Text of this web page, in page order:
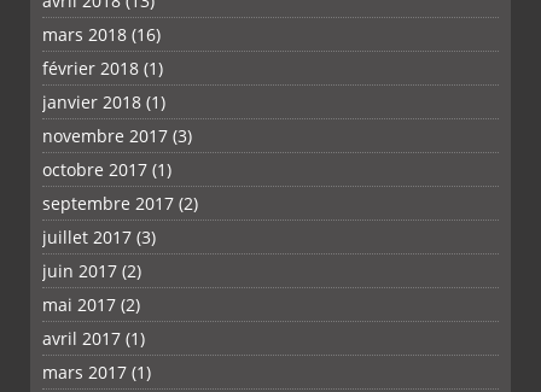
mars 2018 (16)
février 2018 (1)
janvier 2018 (1)
novembre 2017 (3)
octobre 2017 (1)
septembre 2017 (2)
juillet 2017 (3)
juin 2017 (2)
mai 2017 (2)
avril 2017 (1)
mars 2017 (1)